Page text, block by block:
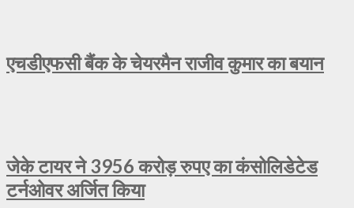
एचडीएफसी बैंक के चेयरमैन राजीव कुमार का बयान
जेके टायर ने 3956 करोड़ रुपए का कंसोलिडेटेड
टर्नओवर अर्जित किया